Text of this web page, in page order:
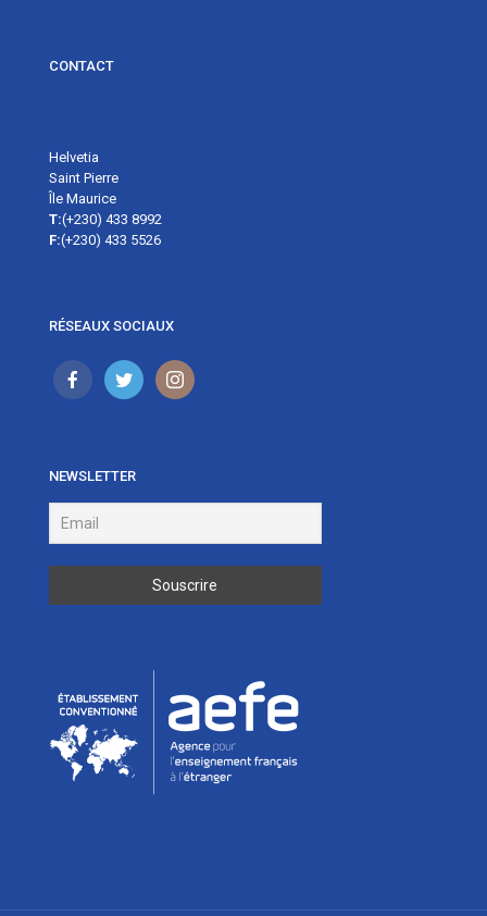
CONTACT
Helvetia
Saint Pierre
Île Maurice
T:(+230) 433 8992
F:(+230) 433 5526
RÉSEAUX SOCIAUX
NEWSLETTER